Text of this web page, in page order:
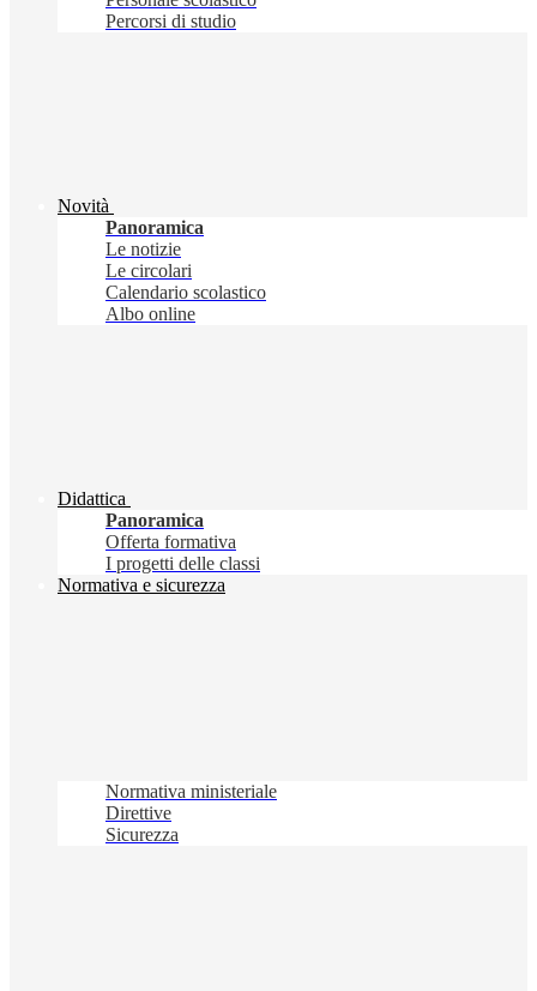
Percorsi di studio
Novità
Panoramica
Le notizie
Le circolari
Calendario scolastico
Albo online
Didattica
Panoramica
Offerta formativa
I progetti delle classi
Normativa e sicurezza
Normativa ministeriale
Direttive
Sicurezza